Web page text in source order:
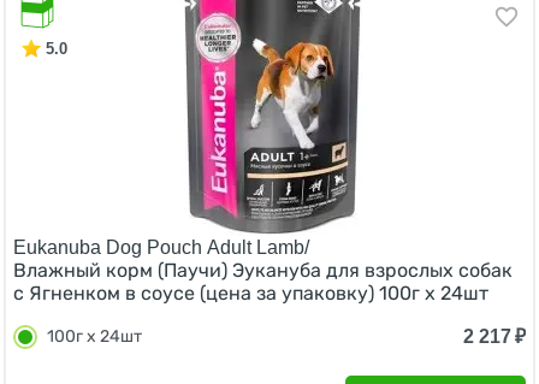
5.0
Eukanuba Dog Pouch Adult Lamb/
Влажный корм (Паучи) Эукануба для взрослых собак
с Ягненком в соусе (цена за упаковку) 100г x 24шт
100г x 24шт 2 217₽